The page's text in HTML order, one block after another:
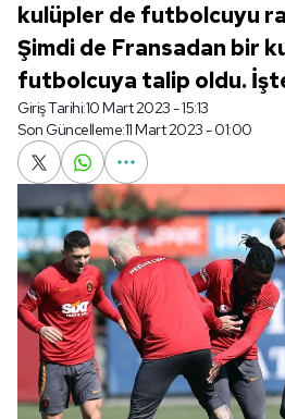
kulüpler de futbolcuyu
Şimdi de Fransadan bir
futbolcuya talip oldu.
Giriş Tarihi:10 Mart 2023 - 15:13
Son Güncelleme:11 Mart 2023 - 01:00